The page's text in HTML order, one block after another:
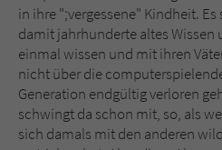
in ihre ";vergessene" Kindheit.
damit jahrhunderte altes Wissen
einmal wissen und mit ihren
nicht über die
Generation endgültig verloren
schwingt da schon mit, so, als
sich damals mit den anderen